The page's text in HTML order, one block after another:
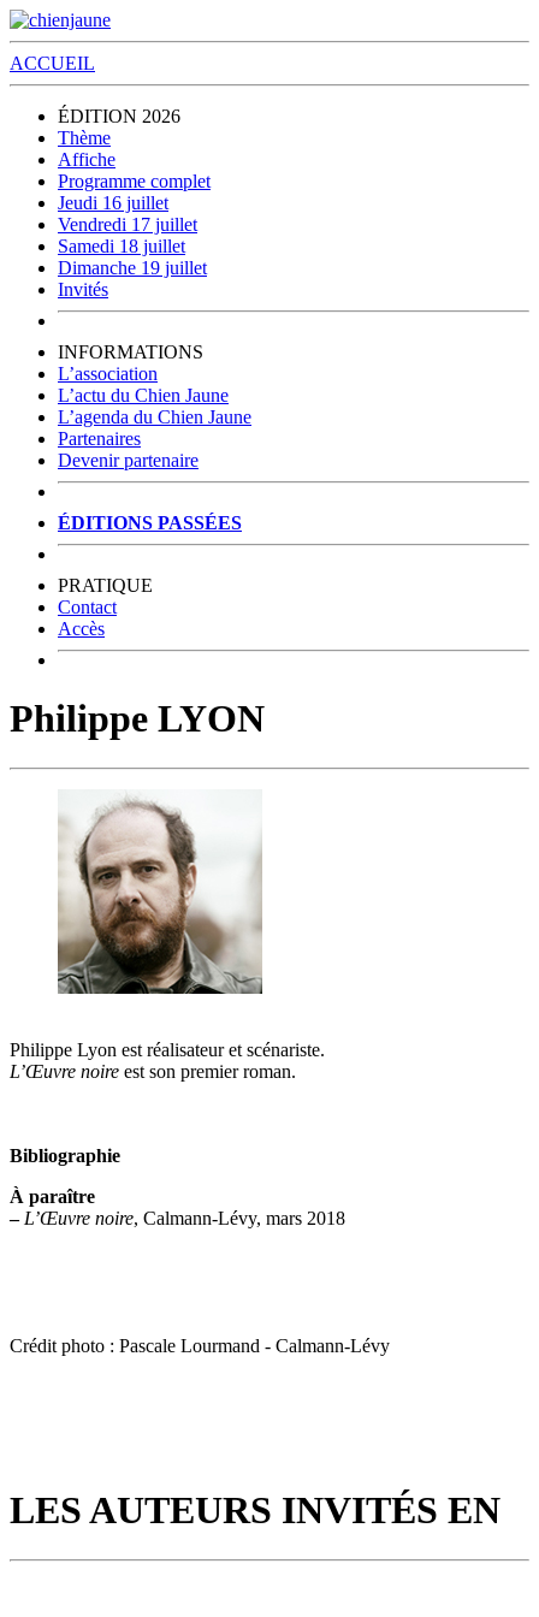
ACCUEIL
ÉDITION 2026
Thème
Affiche
Programme complet
Jeudi 16 juillet
Vendredi 17 juillet
Samedi 18 juillet
Dimanche 19 juillet
Invités
INFORMATIONS
L’association
L’actu du Chien Jaune
L’agenda du Chien Jaune
Partenaires
Devenir partenaire
ÉDITIONS PASSÉES
PRATIQUE
Contact
Accès
Philippe LYON
Philippe Lyon est réalisateur et scénariste.
L’Œuvre noire est son premier roman.
Bibliographie
À paraître
– L’Œuvre noire, Calmann-Lévy, mars 2018
Crédit photo : Pascale Lourmand - Calmann-Lévy
LES AUTEURS INVITÉS EN